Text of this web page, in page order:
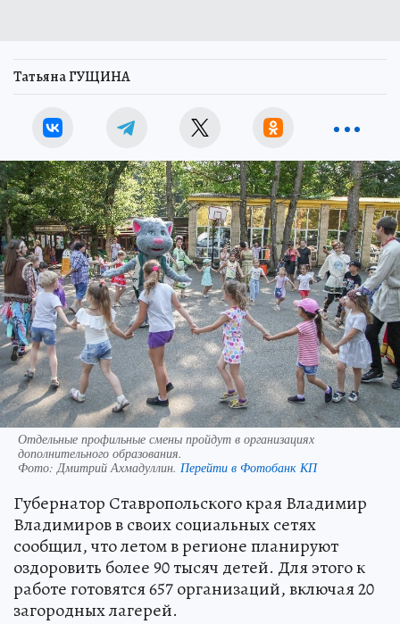
Татьяна ГУЩИНА
Отдельные профильные смены пройдут в организациях
дополнительного образования.
Фото:Дмитрий Ахмадуллин. Перейти в Фотобанк КП
Губернатор Ставропольского края Владимир
Владимиров в своих социальных сетях
сообщил, что летом в регионе планируют
оздоровить более 90 тысяч детей. Для этого к
работе готовятся 657 организаций, включая 20
загородных лагерей.